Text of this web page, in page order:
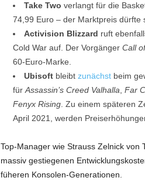
Take Two verlangt für die
74,99 Euro – der Marktpreis dürfte
Activision Blizzard ruft
Cold War auf. Der Vorgänger Call
60-Euro-Marke.
Ubisoftbleibt zunächstbeim
für Assassin’s Creed Valhalla Far
Fenyx Rising. Zu einem späteren
April 2021, werden
Top-Manager wie Strauss Zelnick von
massiv gestiegenen
füheren Konsolen-Generationen.